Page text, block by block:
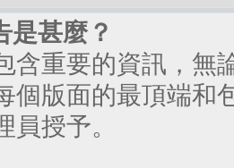
是甚麼？
含重要的資訊，無
個版面的最頂端和
員授予。